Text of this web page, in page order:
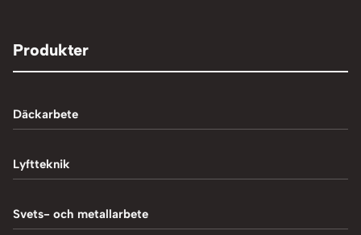
Produkter
Däckarbete
Balanseringsmaskiner
Chockluftare
Lyftteknik
1-Pelarlyft
Svets- och metallarbete